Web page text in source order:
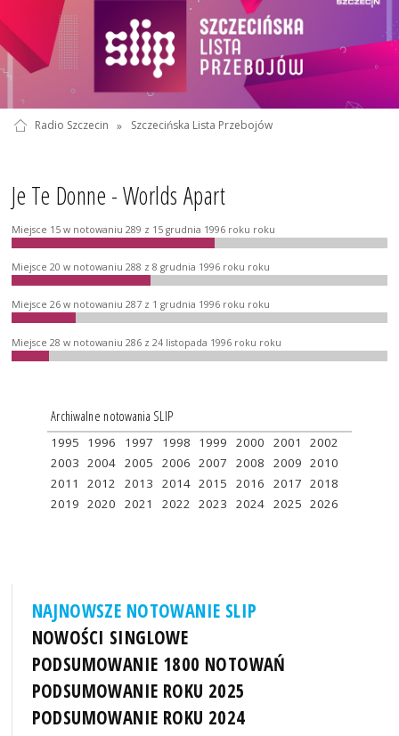
Radio Szczecin » Szczecińska Lista Przebojów
Je Te Donne - Worlds Apart
Miejsce 15 w notowaniu 289 z 15 grudnia 1996 roku roku
Miejsce 20 w notowaniu 288 z 8 grudnia 1996 roku roku
Miejsce 26 w notowaniu 287 z 1 grudnia 1996 roku roku
Miejsce 28 w notowaniu 286 z 24 listopada 1996 roku roku
Archiwalne notowania SLIP
1995 1996 1997 1998 1999 2000 2001
2002
2003 2004 2005 2006 2007 2008 2009 2010
2011
2012 2013 2014 2015 2016 2017 2018
2019 2020 2021 2022 2023 2024 2025 2026
NAJNOWSZE NOTOWANIE SLIP
NOWOŚCI SINGLOWE
PODSUMOWANIE 1800 NOTOWAŃ
PODSUMOWANIE ROKU 2025
PODSUMOWANIE ROKU 2024